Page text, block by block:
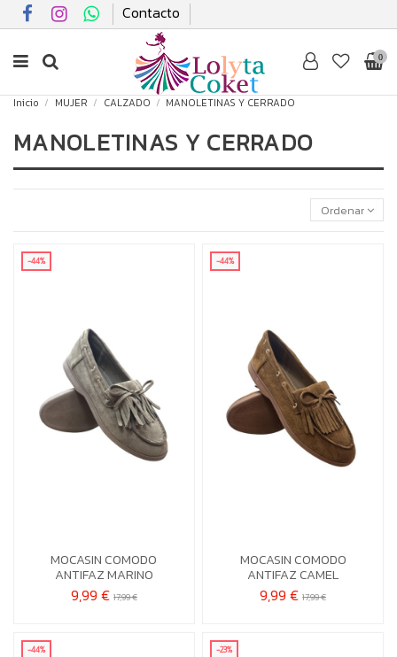
Contacto
0
Inicio MUJER CALZADO MANOLETINAS Y CERRADO
MANOLETINAS Y CERRADO
Ordenar
-44%
MOCASIN COMODO
ANTIFAZ MARINO
9,99 € 17,99 €
 Añadir al carrito
-44%
MOCASIN COMODO
ANTIFAZ CAMEL
9,99 €17,99 €
 Añadir al carrito
-44% -23%